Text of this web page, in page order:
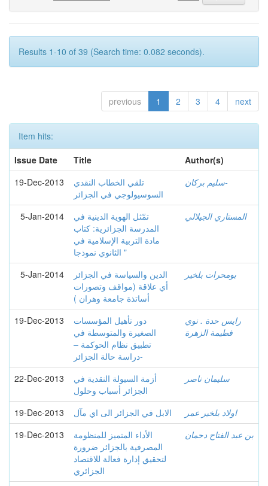
Results 1-10 of 39 (Search time: 0.082 seconds).
previous 1 2 3 4 next
Item hits:
Issue Date
Title
Author(s)
19-Dec-2013
تلقي الخطاب النقدي
السوسيولوجي في الجزائر
سليم بركان-
5-Jan-2014
تمّثل الهوية الدينية في
المدرسة الجزائرية: كتاب
مادة التربية الإسلامية في
الثانوي نموذجا "
المستاري الجيلالي
5-Jan-2014
الدين والسياسة في الجزائر
أي علاقة (مواقف وتصورات
أساتذة جامعة وهران )
بومحرات بلخير
19-Dec-2013
دور تأهيل المؤسسات
الصغيرة والمتوسطة في
تطبيق نظام الحوكمة –
دراسة حالة الجزائر-
رايس حدة . نوي
فطيمة الزهرة
22-Dec-2013
أزمة السيولة النقدية في
الجزائر أسباب وحلول
سليمان ناصر
19-Dec-2013 الابل في الجزائر الى اي مآل
اولاد بلخير عمر
19-Dec-2013
الأداء المتميز للمنظومة
المصرفية بالجزائر ضرورة
لتحقيق إدارة فعالة للاقتصاد
الجزائري
بن عبد الفتاح دحمان